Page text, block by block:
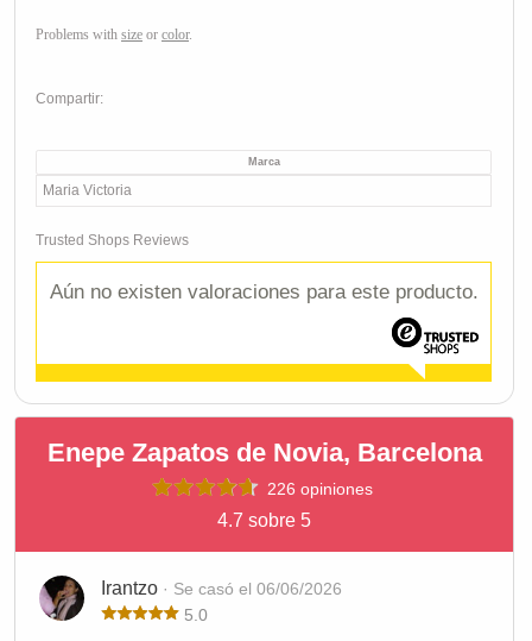
Problems with size or color.
Compartir:
Marca
Maria Victoria
Trusted Shops Reviews
Aún no existen valoraciones para este producto.
Enepe Zapatos de Novia, Barcelona
226 opiniones
4.7 sobre 5
Irantzo · Se casó el 06/06/2026
5.0